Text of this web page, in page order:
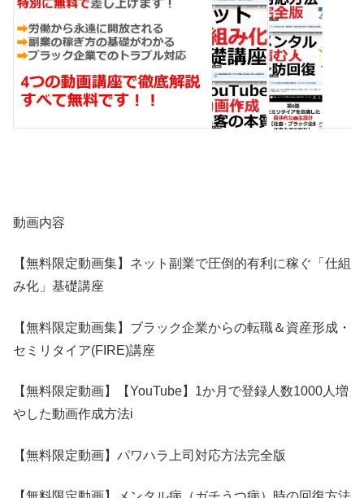
動画内容
【無料限定動画集】ネット副業で圧倒的有利に稼ぐ「仕組
み化」基礎講座
【無料限定動画集】ブラック企業からの転職＆資産形成・
セミリタイア(FIRE)講座
【無料限定動画】【YouTube】1か月で登録人数1000人増
やした動画作成方法i
【無料限定動画】パワハラ上司対応方法完全版